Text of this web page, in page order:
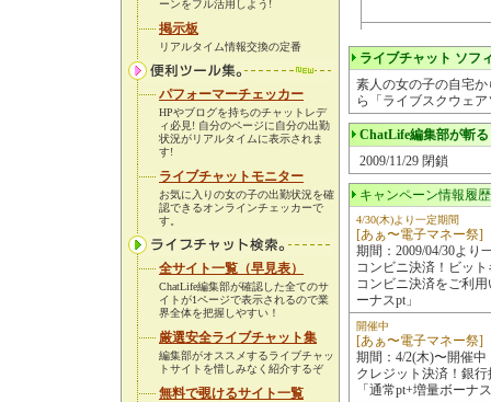
ーンをフル活用しよう!
掲示板
リアルタイム情報交換の定番
パフォーマーチェッカー
HPやブログを持ちのチャットレデ
ィ必見! 自分のページに自分の出勤
状況がリアルタイムに表示されま
す!
ライブチャットモニター
お気に入りの女の子の出勤状況を確
認できるオンラインチェッカーで
す。
全サイト一覧（早見表）
ChatLife編集部が確認した全てのサ
イトが1ページで表示されるので業
界全体を把握しやすい！
厳選安全ライブチャット集
編集部がオススメするライブチャッ
トサイトを惜しみなく紹介するぞ
無料で覗けるサイト一覧
ライブチャット ソフ
素人の女の子の自宅
ら「ライブスクウェ
ChatLife編集部が斬
2009/11/29 閉鎖
キャンペーン情報履歴
4/30(木)より一定期間
[あぁ〜電子マネー祭]
期間：2009/04/30より
コンビニ決済！ビッ
コンビニ決済をご利
ーナスpt」
開催中
[あぁ〜電子マネー祭]
期間：4/2(木)〜開催中
クレジット決済！銀
「通常pt+増量ボーナ